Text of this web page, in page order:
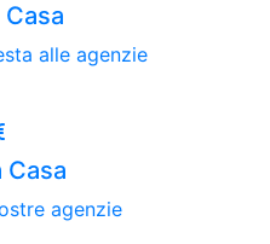
alle agenzie
Casa
agenzie